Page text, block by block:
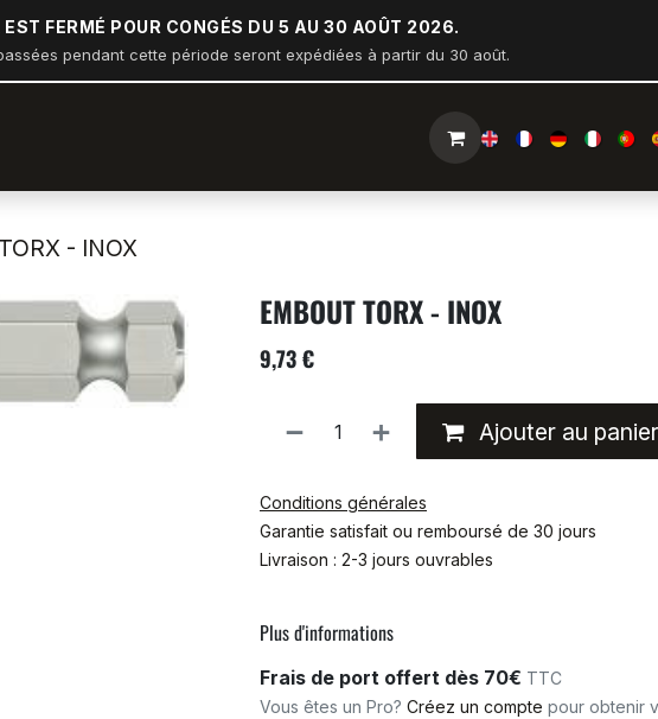
EST FERMÉ POUR CONGÉS DU 5 AU 30 AOÛT 2026.
pendant cette période seront expédiées à partir du 30 août.
- INOX
EMBOUT TORX - INOX
9,73€
Ajouter au panier
Conditions générales
Garantie satisfait ou remboursé de 30 jours
Livraison : 2-3 jours ouvrables
Plus d'informations
Frais de port offert dès 70€ TTC
Vous êtes un Pro? Créez un compte pour obtenir